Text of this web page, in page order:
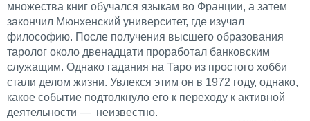
множества книг обучался языкам во Франции, а затем
закончил Мюнхенский университет, где изучал
философию. После получения высшего образования
таролог около двенадцати проработал банковским
служащим. Однако гадания на Таро из простого хобби
стали делом жизни. Увлекся этим он в 1972 году, однако,
какое событие подтолкнуло его к переходу к активной
деятельности — неизвестно.